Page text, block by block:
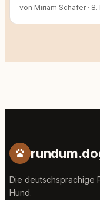
von Miriam Schäfer · 8.
Die deutschsprachige
Hund.